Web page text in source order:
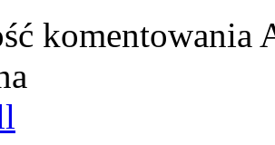
komentowania